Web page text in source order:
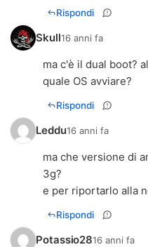
Rispondi
Skull16 anni fa
ma c'è il dual boot?
quale OS avviare?
Rispondi
Leddu16 anni fa
ma che versione di
3g?
e per riportarlo alla
Rispondi
Potassio2816 anni fa